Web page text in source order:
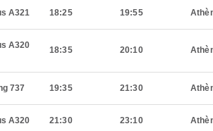
A321 18:25 19:55
A320
18:35 20:10
737 19:35 21:30
A320 21:30 23:10